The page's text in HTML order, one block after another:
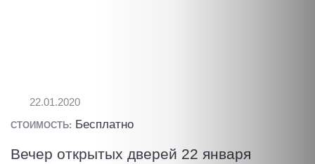
22.01.2020
СТОИМОСТЬ: Бесплатно
Вечер открытых дверей 22 января